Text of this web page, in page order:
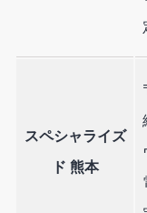
スペシャライズ
ド 熊本